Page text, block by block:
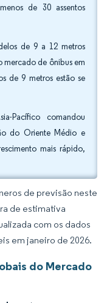
de 30 assentos
de 9 a 12 metros
mercado de ônibus em
de 9 metros estão se
Pacífico comandou
do Oriente Médio e
mais rápido,
de previsão neste
de estimativa
com os dados
em janeiro de 2026.
do Mercado